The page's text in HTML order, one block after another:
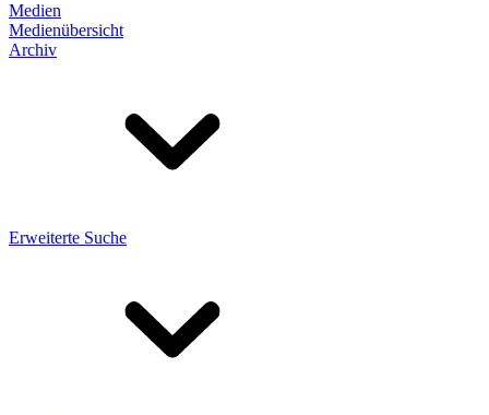
Medien
Medienübersicht
Archiv
Erweiterte Suche